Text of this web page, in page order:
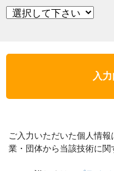
入
ご入力いただいた個人情
業・団体から当該技術に関